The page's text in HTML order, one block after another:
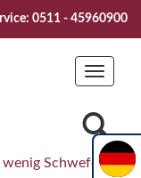
Vive la
0511 - 45960900
Toggle
Schwefel